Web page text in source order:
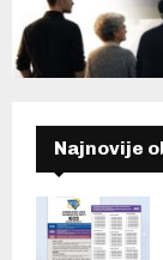
Najnovije